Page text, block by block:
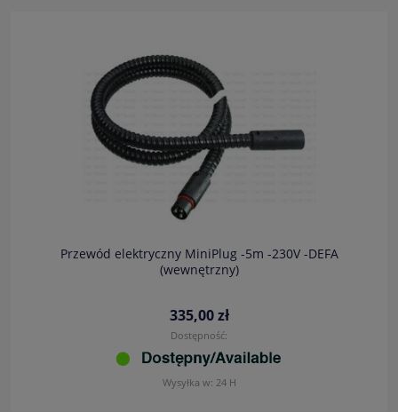
Przewód elektryczny MiniPlug -5m -230V -DEFA
(wewnętrzny)
335,00 zł
Dostępność:
Wysyłka w: 24 H